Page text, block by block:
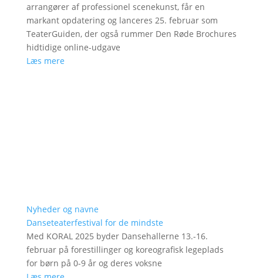
arrangører af professionel scenekunst, får en
markant opdatering og lanceres 25. februar som
TeaterGuiden, der også rummer Den Røde Brochures
hidtidige online-udgave
Læs mere
Nyheder og navne
Danseteaterfestival for de mindste
Med KORAL 2025 byder Dansehallerne 13.-16.
februar på forestillinger og koreografisk legeplads
for børn på 0-9 år og deres voksne